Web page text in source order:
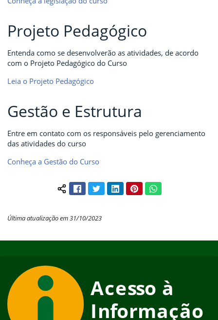
Projeto Pedagógico
Entenda como se desenvolverão as atividades, de acordo
com o Projeto Pedagógico do Curso
Leia o Projeto Pedagógico
Gestão e Estrutura
Entre em contato com os responsáveis pelo gerenciamento
das atividades do curso
Conheça a Gestão do Curso
Compartilhar conteúdo:
FacebookTwitterLinkedInPinterestWhatsApp
Última atualização em 31/10/2023